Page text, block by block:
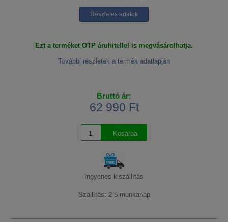
Részletes adatok
Ezt a terméket OTP áruhitellel is megvásárolhatja.
További részletek a termék adatlapján
Bruttó ár:
62 990 Ft
Ingyenes kiszállítás
Szállítás: 2-5 munkanap